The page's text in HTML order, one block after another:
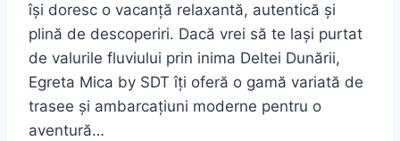
își doresc o vacanță relaxantă, autentică și
plină de descoperiri. Dacă vrei să te lași purtat
de valurile fluviului prin inima Deltei Dunării,
Egreta Mica by SDT îți oferă o gamă variată de
trasee și ambarcațiuni moderne pentru o
aventură…